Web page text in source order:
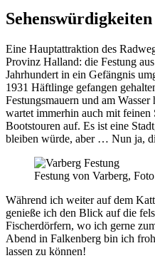
Eine Hauptattraktion des
Provinz Halland: die Festung
Jahrhundert in ein Gefängnis
1931 Häftlinge gefangen
Festungsmauern und am
wartet immerhin auch mit feinen
Bootstouren auf. Es ist eine
bleiben würde, aber … Nun ja,
Festung von Varberg,
Während ich weiter auf dem
genieße ich den Blick auf die
Fischerdörfern, wo ich gerne
Abend in Falkenberg bin ich
lassen zu können!